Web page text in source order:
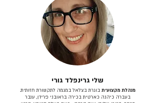
שלי גרינפלד גורי
מנהלת מקצועית בוגרת בצלאל במגמה לתקשורת חזותית.
בעברה כיהנה כארטית בכירה בראובני פרידן, ענבר